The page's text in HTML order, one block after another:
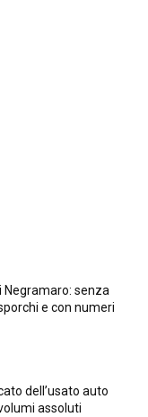
Negramaro: senza
e con numeri
dell’usato auto
assoluti